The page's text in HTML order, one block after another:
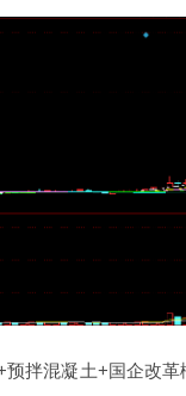
拌混凝土+国企改